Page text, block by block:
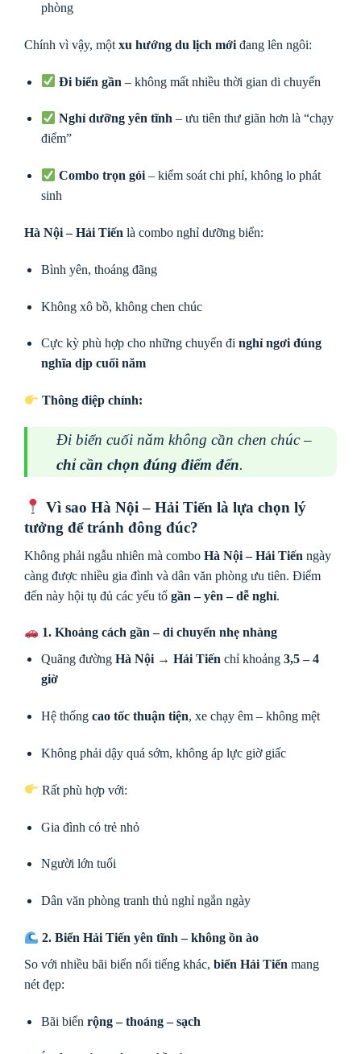
phòng
Chính vì vậy, một xu hướng du lịch mới đang lên ngôi:
Đi biển gần – không mất nhiều thời gian di chuyển
Nghỉ dưỡng yên tĩnh – ưu tiên thư giãn hơn là “chạy
điểm”
Combo trọn gói – kiểm soát chi phí, không lo phát
sinh
Hà Nội – Hải Tiến là combo nghỉ dưỡng biển:
Bình yên, thoáng đãng
Không xô bồ, không chen chúc
Cực kỳ phù hợp cho những chuyến đi nghỉ ngơi đúng
nghĩa dịp cuối năm
Thông điệp chính:
Đi biển cuối năm không cần chen chúc –
chỉ cần chọn đúng điểm đến.
Vì sao Hà Nội – Hải Tiến là lựa chọn lý
tưởng để tránh đông đúc?
Không phải ngẫu nhiên mà combo Hà Nội – Hải Tiến ngày
càng được nhiều gia đình và dân văn phòng ưu tiên. Điểm
đến này hội tụ đủ các yếu tố gần – yên – dễ nghỉ.
1. Khoảng cách gần – di chuyển nhẹ nhàng
Quãng đường Hà Nội → Hải Tiến chỉ khoảng 3,5 – 4
giờ
Hệ thống cao tốc thuận tiện, xe chạy êm – không mệt
Không phải dậy quá sớm, không áp lực giờ giấc
Rất phù hợp với:
Gia đình có trẻ nhỏ
Người lớn tuổi
Dân văn phòng tranh thủ nghỉ ngắn ngày
2. Biển Hải Tiến yên tĩnh – không ồn ào
So với nhiều bãi biển nổi tiếng khác, biển Hải Tiến mang
nét đẹp:
Bãi biển rộng – thoáng – sạch